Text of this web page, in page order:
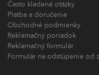
Často kladené otázky
Platba a doručenie
Obchodné podmienky
Reklamačný poriadok
Reklamačný formulár
Formulár na odstúpenie od